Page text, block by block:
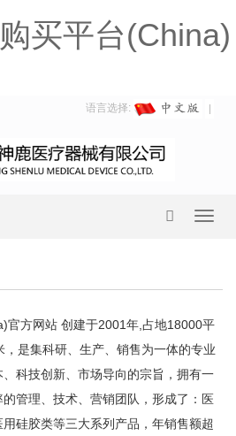
买平台(China)
语言选择:
官方网站 创建于2001年,占地18000平
是集科研、生产、销售为一体的专业
科技创新、市场导向的宗旨，拥有一
管理、技术、营销团队，形成了：医
硅胶类等三大系列产品，年销售额超